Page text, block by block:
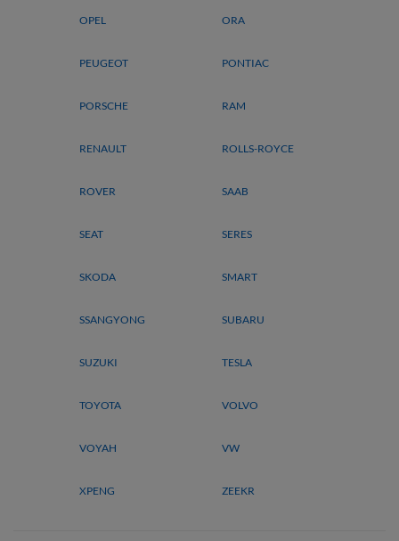
OPEL ORA
PEUGEOT PONTIAC
PORSCHE RAM
RENAULT ROLLS-ROYCE
ROVER SAAB
SEAT SERES
SKODA SMART
SSANGYONG SUBARU
SUZUKI TESLA
TOYOTA VOLVO
VOYAH VW
XPENG ZEEKR